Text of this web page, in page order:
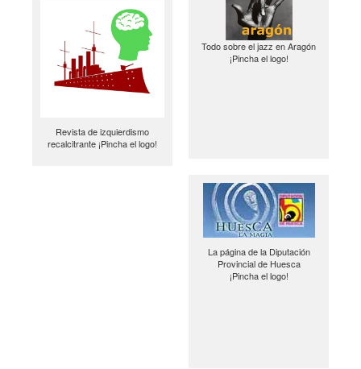
Revista de izquierdismo
recalcitrante ¡Pincha el logo!
Todo sobre el jazz en Aragón
¡Pincha el logo!
La página de la Diputación
Provincial de Huesca
¡Pincha el logo!